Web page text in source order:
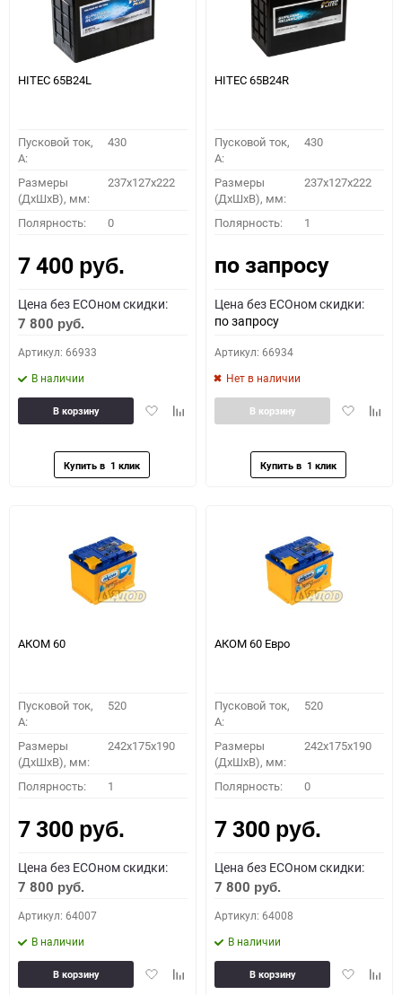
HITEC 65B24L
Пусковой ток,
A:
430
Размеры
(ДхШхВ), мм:
237x127x222
Полярность: 0
7 400 руб.
Цена без ECOном скидки:
7 800 руб.
Артикул: 66933
В наличии
ДобавитьДобавить
В корзину
HITEC 65B24R
Пусковой ток,
A:
430
Размеры
(ДхШхВ), мм:
237x127x222
Полярность: 1
по запросу
Цена без ECOном скидки:
по запросу
Артикул: 66934
Нет в наличии
Добавить
В корзину
АКОМ 60
Пусковой ток,
A:
520
Размеры
(ДхШхВ), мм:
242x175x190
Полярность: 1
7 300 руб.
Цена без ECOном скидки:
7 800 руб.
Артикул: 64007
В наличии
ДобавитьДобавить
В корзину
АКОМ 60 Евро
Пусковой ток,
A:
520
Размеры
(ДхШхВ), мм:
242x175x190
Полярность: 0
7 300 руб.
Цена без ECOном скидки:
7 800 руб.
Артикул: 64008
В наличии
Добавить
В корзину